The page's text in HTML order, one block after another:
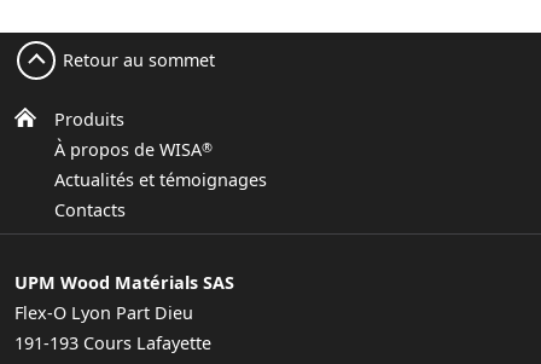
Produits
À propos de WISA®
Actualités et témoignages
Contacts
Retour au sommet
UPM Wood Matérials SAS
​Flex-O Lyon Part Dieu
191-193 Cours Lafayette